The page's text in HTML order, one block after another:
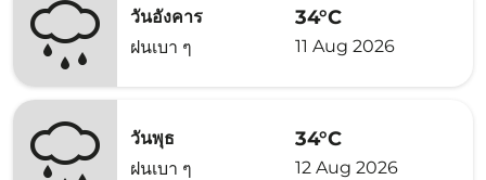
วันอังคาร
ฝนเบา ๆ
34°C
11 Aug 2026
วันพุธ
ฝนเบา ๆ
34°C
12 Aug 2026